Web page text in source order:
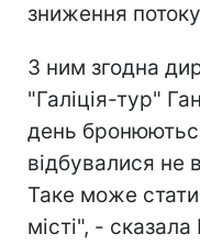
зниження
З ним згодна
"Галіція-тур"
день
відбувалися не
Таке може
місті", -